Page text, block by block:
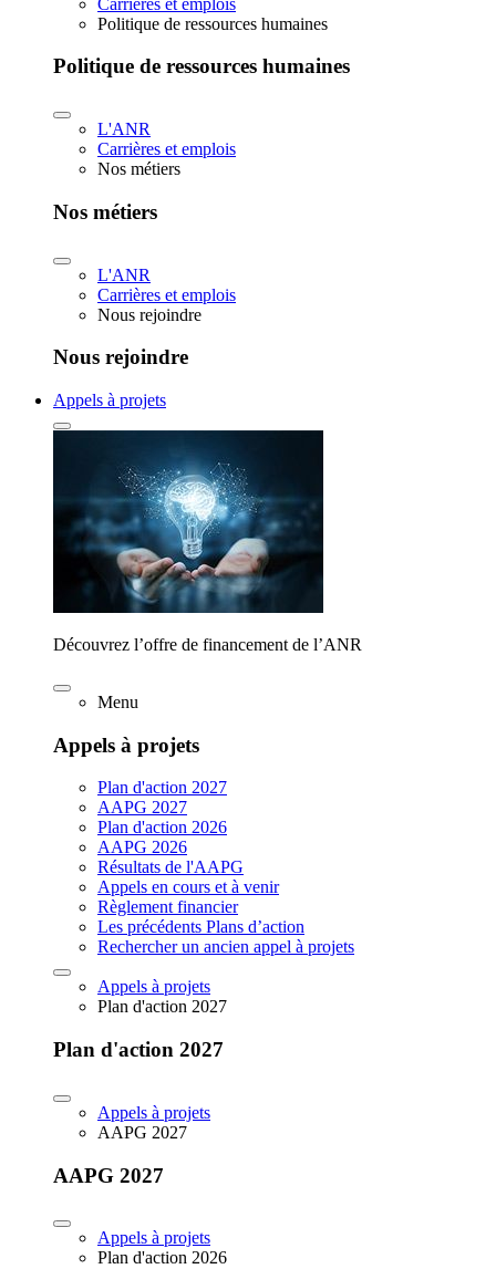
Politique de ressources humaines
Politique de ressources humaines
L'ANR
Carrières et emplois
Nos métiers
Nos métiers
L'ANR
Carrières et emplois
Nous rejoindre
Nous rejoindre
Appels à projets
Découvrez l’offre de financement de l’ANR
Menu
Appels à projets
Plan d'action 2027
AAPG 2027
Plan d'action 2026
AAPG 2026
Résultats de l'AAPG
Appels en cours et à venir
Règlement financier
Les précédents Plans d’action
Rechercher un ancien appel à projets
Appels à projets
Plan d'action 2027
Plan d'action 2027
Appels à projets
AAPG 2027
AAPG 2027
Appels à projets
Plan d'action 2026